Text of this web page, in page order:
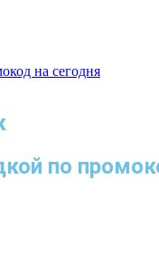
на сегодня
по